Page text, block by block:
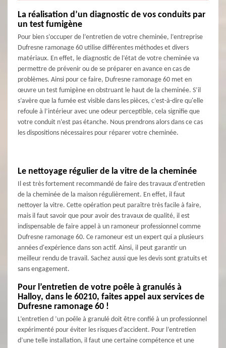
La réalisation d’un diagnostic de vos conduits par
un test fumigène
Pour bien s’occuper de l’entretien de votre cheminée, l’entreprise
Dufresne ramonage 60 utilise différentes méthodes et divers
matériaux. En effet, le diagnostic de l’état de votre cheminée va
permettre de prévenir ou de se préparer en avance en cas de
problèmes. Ainsi pour ce faire, Dufresne ramonage 60 met en
œuvre un test fumigène en obstruant le haut de la cheminée. S’il
s’avère que la fumée est visible dans les pièces, c’est-à-dire qu'elle
refoule à l’intérieur avec une odeur perceptible, cela signifie que
votre conduit n’est pas étanche. Nous prendrons alors dans ce cas
les dispositions nécessaires pour réparer votre cheminée.
Le nettoyage régulier de la vitre de la cheminée
Il est très fortement recommandé de faire des travaux d'entretien
de la cheminée de la maison régulièrement. En effet, il faut
nettoyer la vitre. Cette opération peut paraître très facile à faire,
mais il faut savoir que pour avoir des travaux de qualité, il est
indispensable de faire appel à un ramoneur professionnel comme
Dufresne ramonage 60. Ce ramoneur est un expert qui a plusieurs
années d'expérience dans son actif. Ainsi, il peut garantir un
meilleur rendu de travail. Sachez aussi que les devis sont gratuits et
sans engagement.
Pour l’entretien de votre poêle à granulés à
Halloy, dans le 60210, faites appel aux services de
Dufresne ramonage 60 !
L’entretien d ’un poêle à granulé doit être confié à un professionnel
expérimenté pour éviter les risques d’accident. Pour l’entretien
d’une telle installation, il faut une certaine compétence et une